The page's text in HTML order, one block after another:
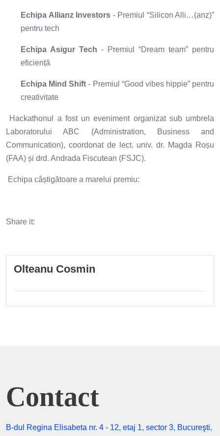
Echipa Allianz Investors - Premiul “Silicon Alli…(anz)”
pentru tech
Echipa Asigur Tech - Premiul “Dream team” pentru
eficiență
Echipa Mind Shift- Premiul “Good vibes hippie” pentru
creativitate
Hackathonul a fost un eveniment organizat sub umbrela
Laboratorului ABC (Administration, Business and
Communication), coordonat de lect. univ. dr. Magda Roșu
(FAA) și drd. Andrada Fiscutean (FSJC).
Echipa câștigătoare a marelui premiu:
Share it:
Olteanu Cosmin
Contact
B-dul Regina Elisabeta nr. 4 - 12, etaj 1, sector 3, Bucureşti,